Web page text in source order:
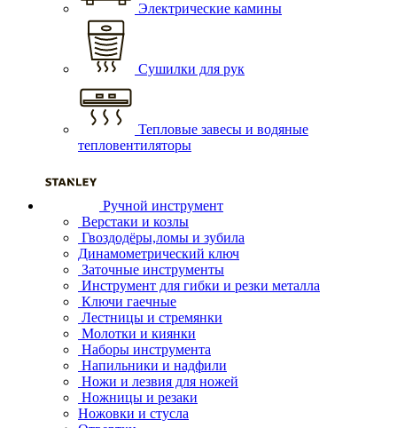
Электрические камины
Сушилки для рук
Тепловые завесы и водяные
тепловентиляторы
Ручной инструмент
Верстаки и козлы
Гвоздодёры,ломы и зубила
Динамометрический ключ
Заточные инструменты
Инструмент для гибки и резки металла
Ключи гаечные
Лестницы и стремянки
Молотки и киянки
Наборы инструмента
Напильники и надфили
Ножи и лезвия для ножей
Ножницы и резаки
Ножовки и стусла